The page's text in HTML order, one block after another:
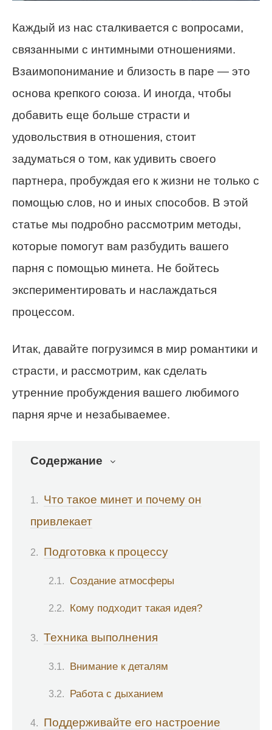
Каждый из нас сталкивается с вопросами,
связанными с интимными отношениями.
Взаимопонимание и близость в паре — это
основа крепкого союза. И иногда, чтобы
добавить еще больше страсти и
удовольствия в отношения, стоит
задуматься о том, как удивить своего
партнера, пробуждая его к жизни не только с
помощью слов, но и иных способов. В этой
статье мы подробно рассмотрим методы,
которые помогут вам разбудить вашего
парня с помощью минета. Не бойтесь
экспериментировать и наслаждаться
процессом.
Итак, давайте погрузимся в мир романтики и
страсти, и рассмотрим, как сделать
утренние пробуждения вашего любимого
парня ярче и незабываемее.
Содержание
Что такое минет и почему он
привлекает
Подготовка к процессу
Создание атмосферы
Кому подходит такая идея?
Техника выполнения
Внимание к деталям
Работа с дыханием
Поддерживайте его настроение